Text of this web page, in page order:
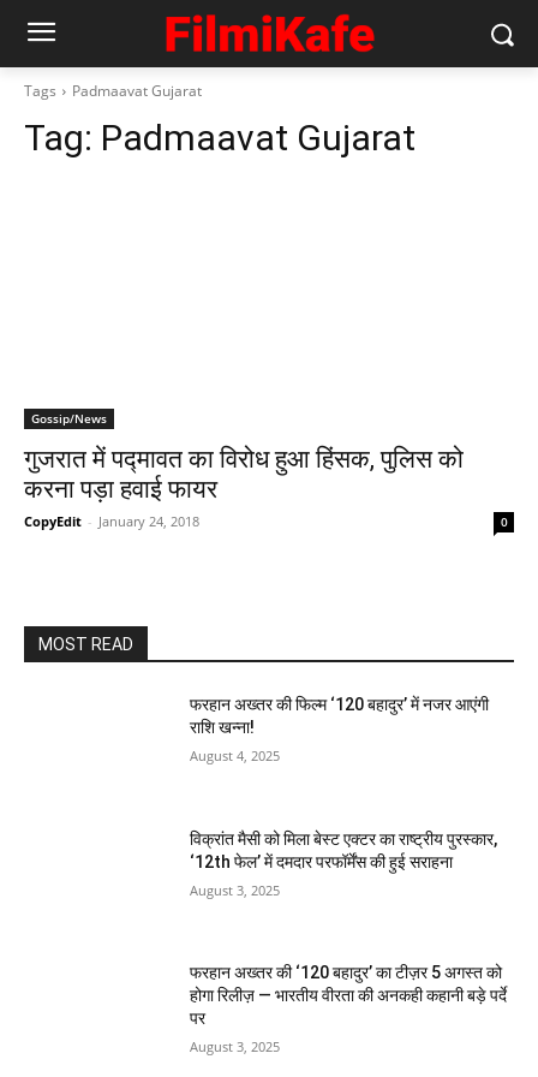
Tags Padmaavat Gujarat
Tag: Padmaavat Gujarat
Gossip/News
गुजरात में पद्मावत का विरोध हुआ हिंसक, पुलिस को
करना पड़ा हवाई फायर
CopyEdit - January 24, 2018 0
MOST READ
फरहान अख्तर की फिल्म ‘120 बहादुर’ में नजर आएंगी
राशि खन्ना!
August 4, 2025
विक्रांत मैसी को मिला बेस्ट एक्टर का राष्ट्रीय पुरस्कार,
‘12th फेल’ में दमदार परफॉर्मेंस की हुई सराहना
August 3, 2025
फरहान अख्तर की ‘120 बहादुर’ का टीज़र 5 अगस्त को
होगा रिलीज़ — भारतीय वीरता की अनकही कहानी बड़े पर्दे
पर
August 3, 2025